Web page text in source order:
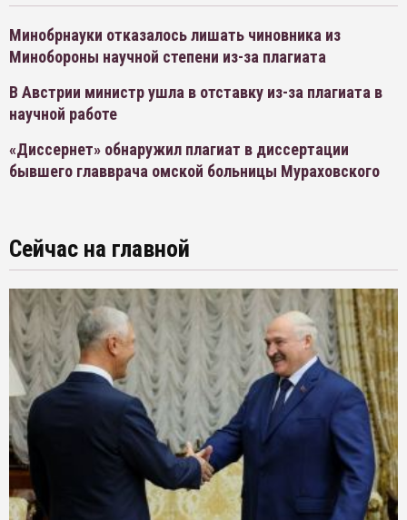
Минобрнауки отказалось лишать чиновника из
Минобороны научной степени из-за плагиата
В Австрии министр ушла в отставку из-за плагиата в
научной работе
«Диссернет» обнаружил плагиат в диссертации
бывшего главврача омской больницы Мураховского
Сейчас на главной